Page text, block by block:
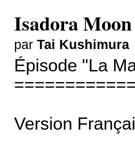
Isadora Moon
parTai Kushimura
Épisode "La
Version